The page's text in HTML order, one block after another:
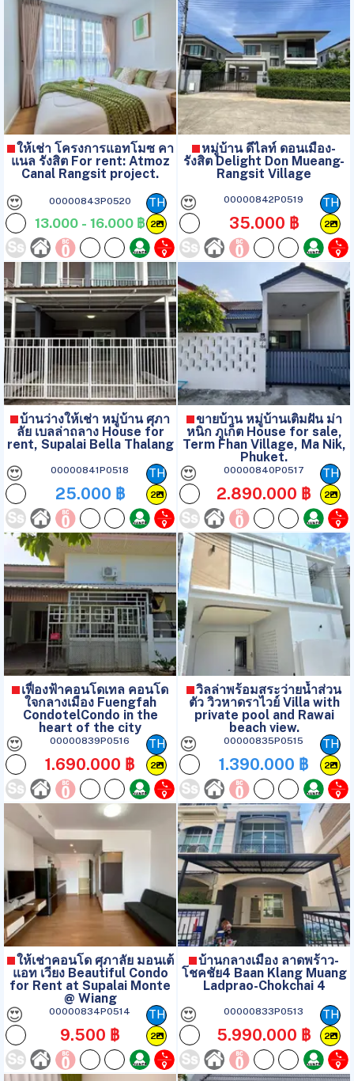
ให้เช่า โครงการแอทโมซ คา
แนล รังสิต For rent: Atmoz
Canal Rangsit project.
😍 00000843P0520
13.000 - 16.000 ฿
TH
2
หมู่บ้าน ดีไลท์ ดอนเมือง-
รังสิต Delight Don Mueang-
Rangsit Village
😍 00000842P0519
35.000 ฿
TH
2
บ้านว่างให้เช่า หมู่บ้าน ศุภา
ลัย เบลล่าถลาง House for
rent, Supalai Bella Thalang
😍 00000841P0518
25.000 ฿
TH
2
ขายบ้าน หมู่บ้านเติมฝัน ม่า
หนิก ภูเก็ต House for sale,
Term Fhan Village, Ma Nik,
Phuket.
😍 00000840P0517
2.890.000 ฿
TH
2
เฟื่องฟ้าคอนโดเทล คอนโด
ใจกลางเมือง Fuengfah
CondotelCondo in the
heart of the city
😍 00000839P0516
1.690.000 ฿
TH
2
วิลล่าพร้อมสระว่ายน้ำส่วน
ตัว วิวหาดราไวย์ Villa with
private pool and Rawai
beach view.
😍 00000835P0515
1.390.000 ฿
TH
2
ให้เช่าคอนโด ศุภาลัย มอนเต้
แอท เวียง Beautiful Condo
for Rent at Supalai Monte
@ Wiang
😍 00000834P0514
9.500 ฿
TH
2
บ้านกลางเมือง ลาดพร้าว-
โชคชัย4 Baan Klang Muang
Ladprao-Chokchai 4
😍 00000833P0513
5.990.000 ฿
TH
2